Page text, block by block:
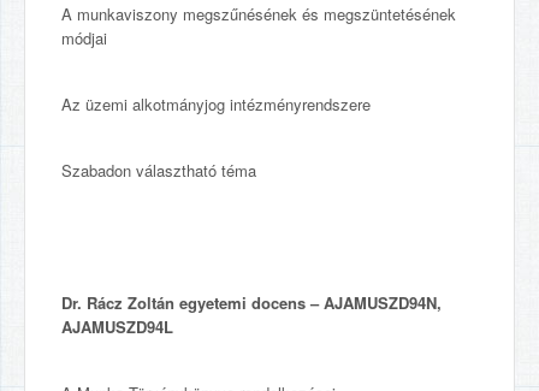
A munkaviszony megszűnésének és megszüntetésének
módjai
Az üzemi alkotmányjog intézményrendszere
Szabadon választható téma
Dr. Rácz Zoltán egyetemi docens – AJAMUSZD94N,
AJAMUSZD94L